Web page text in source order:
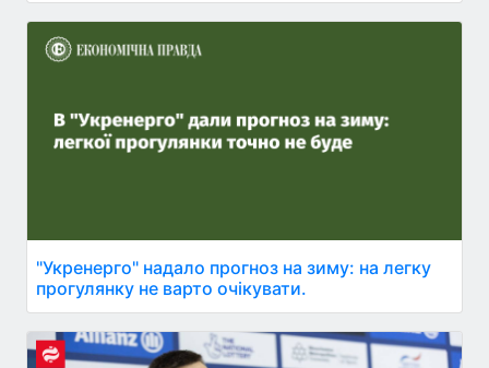
"Укренерго" надало прогноз на зиму: на легку
прогулянку не варто очікувати.